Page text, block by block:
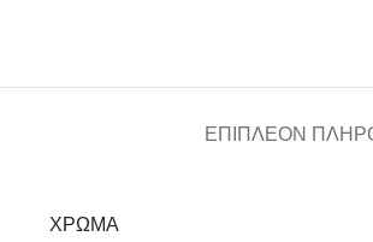
ΕΠΙΠΛΈΟΝ
ΧΡΏΜΑ